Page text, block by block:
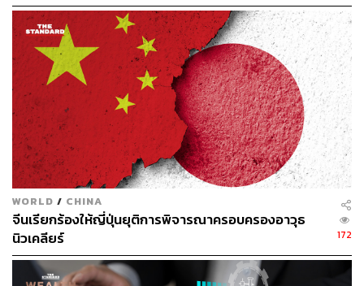
WORLD / CHINA
จีนเรียกร้องให้ญี่ปุ่นยุติการพิจารณาครอบครองอาวุธ
นิวเคลียร์
172